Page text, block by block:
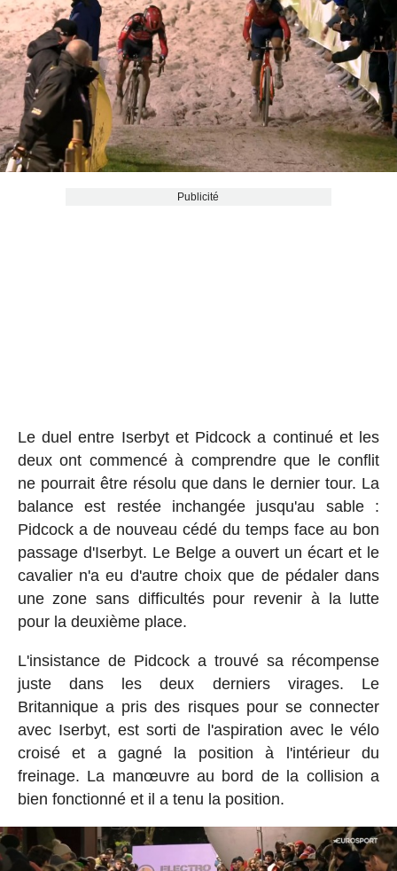
Publicité
Le duel entre Iserbyt et Pidcock a continué et les
deux ont commencé à comprendre que le conflit
ne pourrait être résolu que dans le dernier tour. La
balance est restée inchangée jusqu'au sable :
Pidcock a de nouveau cédé du temps face au bon
passage d'Iserbyt. Le Belge a ouvert un écart et le
cavalier n'a eu d'autre choix que de pédaler dans
une zone sans difficultés pour revenir à la lutte
pour la deuxième place.
L'insistance de Pidcock a trouvé sa récompense
juste dans les deux derniers virages. Le
Britannique a pris des risques pour se connecter
avec Iserbyt, est sorti de l'aspiration avec le vélo
croisé et a gagné la position à l'intérieur du
freinage. La manœuvre au bord de la collision a
bien fonctionné et il a tenu la position.